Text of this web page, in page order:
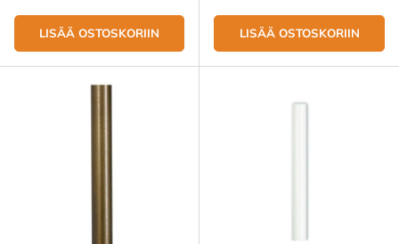
LISÄÄ OSTOSKORIIN LISÄÄ OSTOSKORIIN